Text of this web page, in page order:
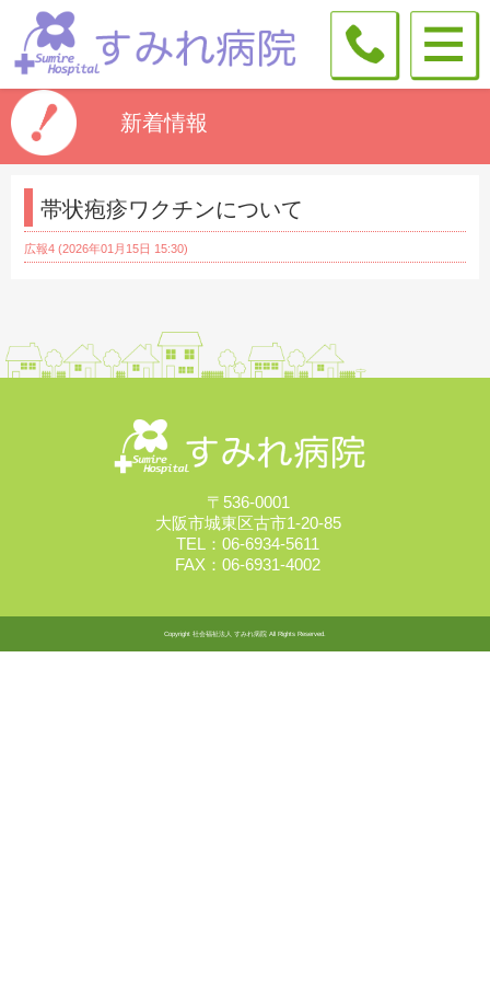
新着情報
帯状疱疹ワクチンについて
広報4 (2026年01月15日 15:30)
〒536-0001
大阪市城東区古市1-20-85
TEL：06-6934-5611
FAX：06-6931-4002
Copyright 社会福祉法人 すみれ病院 All Rights Reserved.